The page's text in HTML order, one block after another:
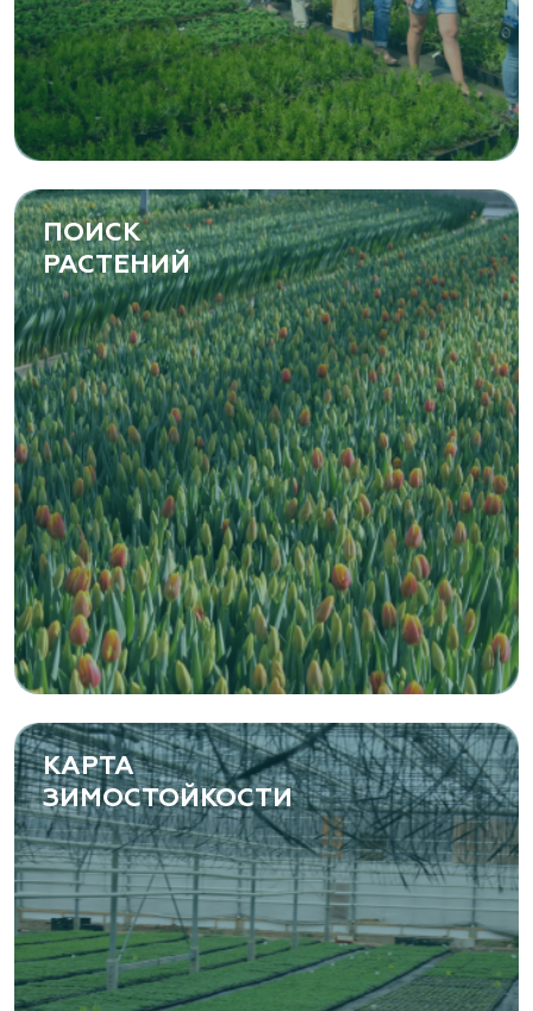
ПОИСК
РАСТЕНИЙ
КАРТА
ЗИМОСТОЙКОСТИ